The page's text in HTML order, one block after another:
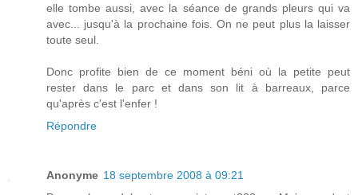
elle tombe aussi, avec la séance de grands pleurs qui va
avec... jusqu'à la prochaine fois. On ne peut plus la laisser
toute seul.
Donc profite bien de ce moment béni où la petite peut
rester dans le parc et dans son lit à barreaux, parce
qu'après c'est l'enfer !
Répondre
Anonyme 18 septembre 2008 à 09:21